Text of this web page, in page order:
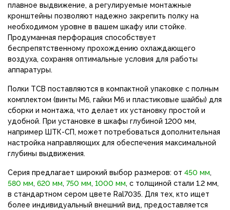
плавное выдвижение, а регулируемые монтажные
кронштейны позволяют надежно закрепить полку на
необходимом уровне в вашем шкафу или стойке.
Продуманная перфорация способствует
беспрепятственному прохождению охлаждающего
воздуха, сохраняя оптимальные условия для работы
аппаратуры.
Полки ТСВ поставляются в компактной упаковке с полным
комплектом (винты М6, гайки М6 и пластиковые шайбы) для
сборки и монтажа, что делает их установку простой и
удобной. При установке в шкафы глубиной 1200 мм,
например ШТК-СП, может потребоваться дополнительная
настройка направляющих для обеспечения максимальной
глубины выдвижения.
Серия предлагает широкий выбор размеров: от 450 мм,
580 мм, 620 мм, 750 мм, 1000 мм, с толщиной стали 1.2 мм,
в стандартном сером цвете Ral7035. Для тех, кто ищет
более индивидуальный внешний вид, предоставляется